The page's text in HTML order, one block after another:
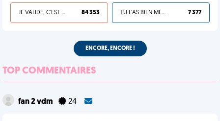
JE VALIDE, C'EST UNE VDM 84 353 TU L'AS BIEN MÉRITÉ 7 377
ENCORE, ENCORE !
TOP COMMENTAIRES
fan 2 vdm 24